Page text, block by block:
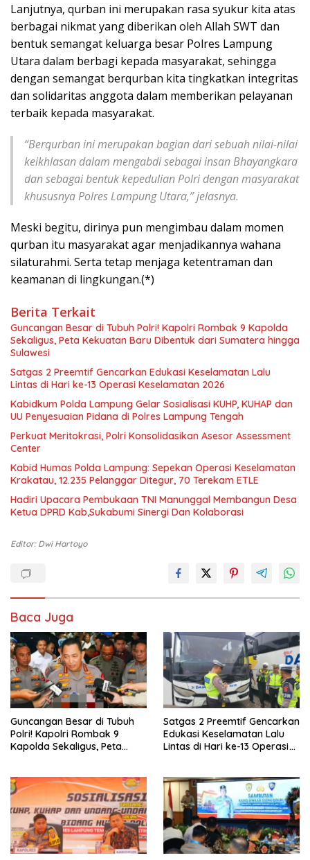
Lanjutnya, qurban ini merupakan rasa syukur kita atas
berbagai nikmat yang diberikan oleh Allah SWT dan
bentuk semangat keluarga besar Polres Lampung
Utara dalam berbagi kepada masyarakat, sehingga
dengan semangat berqurban kita tingkatkan integritas
dan solidaritas anggota dalam memberikan pelayanan
terbaik kepada masyarakat.
“Berqurban ini merupakan bagian dari sebuah nilai-nilai
keikhlasan dalam mengabdi sebagai insan Bhayangkara
dan sebagai bentuk kepedulian Polri dengan masyarakat
khususnya Polres Lampung Utara,” jelasnya.
Meski begitu, dirinya pun mengimbau dalam momen
qurban itu masyarakat agar menjadikannya wahana
silaturahmi. Serta tetap menjaga ketentraman dan
keamanan di lingkungan.(*)
Berita Terkait
Guncangan Besar di Tubuh Polri! Kapolri Rombak 9 Kapolda
Sekaligus, Peta Kekuatan Baru Dibentuk dari Sumatera hingga
Sulawesi
Satgas 2 Preemtif Gencarkan Edukasi Keselamatan Lalu
Lintas di Hari ke-13 Operasi Keselamatan 2026
Kabidkum Polda Lampung Gelar Sosialisasi KUHP, KUHAP dan
UU Penyesuaian Pidana di Polres Lampung Tengah
Perkuat Meritokrasi, Polri Konsolidasikan Asesor Assessment
Center
Kabid Humas Polda Lampung: Sepekan Operasi Keselamatan
Krakatau, 12.235 Pelanggar Ditegur, 70 Terekam ETLE
Hadiri Upacara Pembukaan TNI Manunggal Membangun Desa
Ketua DPRD Kab,Sukabumi Sinergi Dan Kolaborasi
Editor: Dwi Hartoyo
Baca Juga
Guncangan Besar di Tubuh
Polri! Kapolri Rombak 9
Kapolda Sekaligus, Peta
Satgas 2 Preemtif Gencarkan
Edukasi Keselamatan Lalu
Lintas di Hari ke-13 Operasi